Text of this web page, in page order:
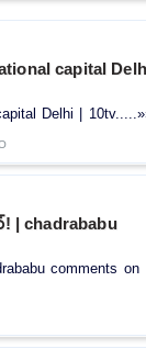
capital
Delhi |
chadrababu
comments on